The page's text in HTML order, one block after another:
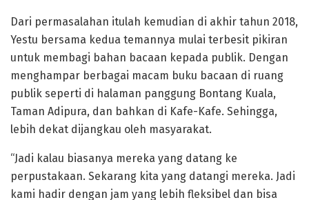
Dari permasalahan itulah kemudian di akhir tahun 2018,
Yestu bersama kedua temannya mulai terbesit pikiran
untuk membagi bahan bacaan kepada publik. Dengan
menghampar berbagai macam buku bacaan di ruang
publik seperti di halaman panggung Bontang Kuala,
Taman Adipura, dan bahkan di Kafe-Kafe. Sehingga,
lebih dekat dijangkau oleh masyarakat.
“Jadi kalau biasanya mereka yang datang ke
perpustakaan. Sekarang kita yang datangi mereka. Jadi
kami hadir dengan jam yang lebih fleksibel dan bisa